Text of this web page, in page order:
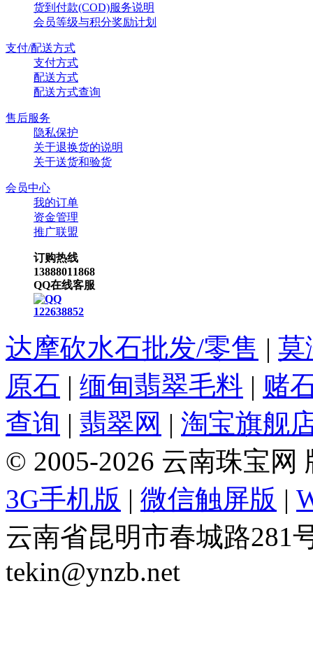
货到付款(COD)服务说明
会员等级与积分奖励计划
支付/配送方式
支付方式
配送方式
配送方式查询
售后服务
隐私保护
关于退换货的说明
关于送货和验货
会员中心
我的订单
资金管理
推广联盟
订购热线
13888011868
QQ在线客服
122638852
达摩砍水石批发/零售 | 莫
原石 | 缅甸翡翠毛料 | 赌
查询 | 翡翠网 | 淘宝旗舰
© 2005-2026 云南珠宝网
3G手机版 | 微信触屏版 |
云南省昆明市春城路281
tekin@ynzb.net